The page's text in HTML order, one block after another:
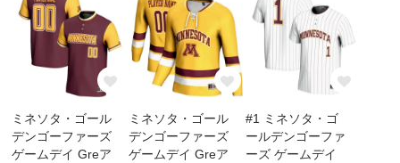
ミネソタ・ゴール
デンゴーファーズ
ゲームデイ Greア
ミネソタ・ゴール
デンゴーファーズ
ゲームデイ Greア
#1 ミネソタ・ゴ
ールデンゴーファ
ーズ ゲームデイ